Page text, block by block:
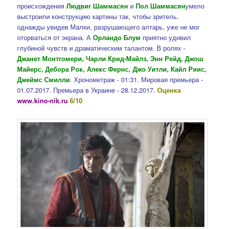
происхожденияЛюдвиг Шаммасян и Пол Шаммасянумело
выстроили конструкцию картины так, чтобы зритель,
однажды увидев Малки, разрушающего алтарь, уже не мог
оторваться от экрана. А Орландо Блум приятно удивил
глубиной чувств и драматическим талантом. В ролях -
Джанет Монтгомери, Чарли Крид-Майлз, Энн Рейд, Джош
Майерс, Дебора Рок, Алекс Фернс, Джо Уитли, Кайл Риис,
Джеймс Смилли. Хронометраж - 01:31. Мировая премьера -
01.07.2017. Премьера в Украине - 28.12.2017. Оценка
www.kino-nik.ru 6/10